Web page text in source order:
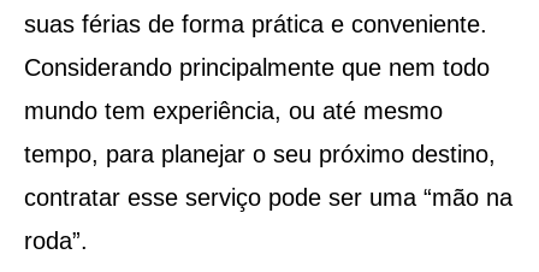
suas férias de forma prática e conveniente.
Considerando principalmente que nem todo
mundo tem experiência, ou até mesmo
tempo, para planejar o seu próximo destino,
contratar esse serviço pode ser uma “mão na
roda”.